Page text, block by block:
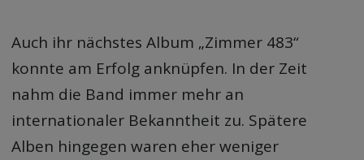
Auch ihr nächstes Album „Zimmer 483“
konnte am Erfolg anknüpfen. In der Zeit
nahm die Band immer mehr an
internationaler Bekanntheit zu. Spätere
Alben hingegen waren eher weniger